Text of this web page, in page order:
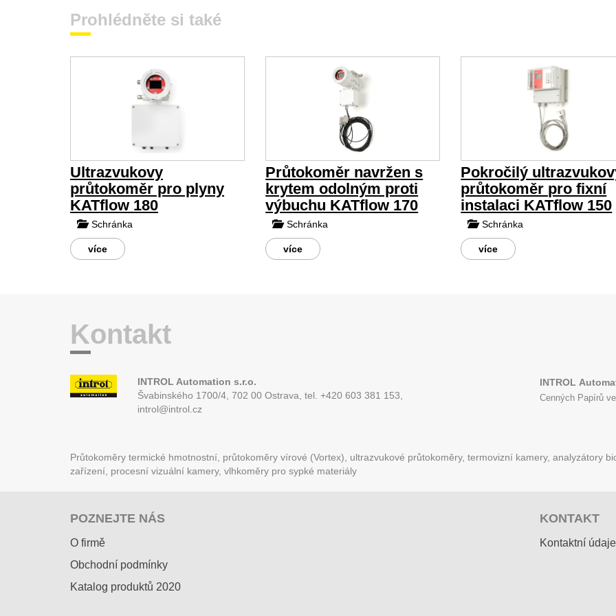
Prohlédněte si také
Ultrazvukovy
průtokoměr pro plyny
KATflow 180
Schránka
více
Průtokoměr navržen s
krytem odolným proti
výbuchu KATflow 170
Schránka
více
Pokročilý
průtokoměr pro fixní
instalaci KATflow 150
Schránka
více
Kontakt
INTROL Automation s.r.o.
Švabinského 1700/4, 702 00 Ostrava, tel. +420 603 381 153,
introl@introl.cz
INTROL
Cenných Papírů
Průtokoměry termické hmotnostní, průtokoměry vírové (Vortex), ultrazvukové průtokoměry, termovizní kamery, analyzátory
zařízení, procesní vizuální kamery, vlhkoměry pro sypké materiály
POZNEJTE NÁS
O firmě
Obchodní podmínky
Katalog produktů 2020
KONTAKT
Kontaktní údaje